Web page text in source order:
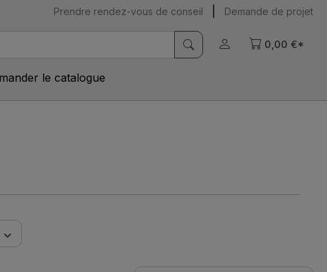
Prendre rendez-vous de conseil Demande de projet
0,00 €*
le catalogue